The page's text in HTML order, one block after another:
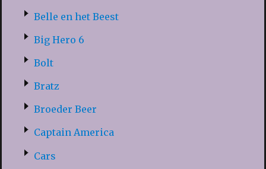
Belle en het Beest
Big Hero 6
Bolt
Bratz
Broeder Beer
Captain America
Cars